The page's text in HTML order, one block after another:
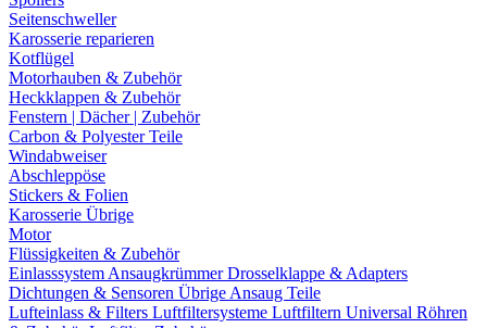
Seitenschweller
Karosserie reparieren
Kotflügel
Motorhauben & Zubehör
Heckklappen & Zubehör
Fenstern | Dächer | Zubehör
Carbon & Polyester Teile
Windabweiser
Abschleppöse
Stickers & Folien
Karosserie Übrige
Motor
Flüssigkeiten & Zubehör
Einlasssystem AnsaugkrümmerDrosselklappe & Adapters
Dichtungen & Sensoren Übrige Ansaug Teile
Lufteinlass & Filters Luftfiltersysteme Luftfiltern Universal Röhren